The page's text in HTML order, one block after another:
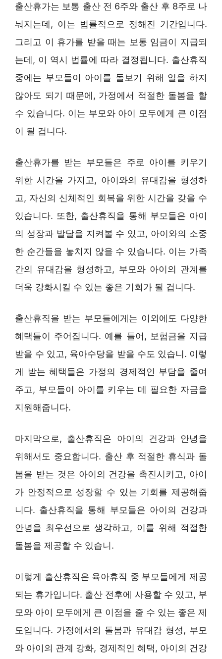
출산휴가는 보통 출산 전 6주와 출산 후 8주로 나
눠지는데, 이는 법률적으로 정해진 기간입니다.
그리고 이 휴가를 받을 때는 보통 임금이 지급되
는데, 이 역시 법률에 따라 결정됩니다. 출산휴직
중에는 부모들이 아이를 돌보기 위해 일을 하지
않아도 되기 때문에, 가정에서 적절한 돌봄을 할
수 있습니다. 이는 부모와 아이 모두에게 큰 이점
이 될 겁니다.
출산휴가를 받는 부모들은 주로 아이를 키우기
위한 시간을 가지고, 아이와의 유대감을 형성하
고, 자신의 신체적인 회복을 위한 시간을 갖을 수
있습니다. 또한, 출산휴직을 통해 부모들은 아이
의 성장과 발달을 지켜볼 수 있고, 아이와의 소중
한 순간들을 놓치지 않을 수 있습니다. 이는 가족
간의 유대감을 형성하고, 부모와 아이의 관계를
더욱 강화시킬 수 있는 좋은 기회가 될 겁니다.
출산휴직을 받는 부모들에게는 이외에도 다양한
혜택들이 주어집니다. 예를 들어, 보험금을 지급
받을 수 있고, 육아수당을 받을 수도 있습니. 이렇
게 받는 혜택들은 가정의 경제적인 부담을 줄여
주고, 부모들이 아이를 키우는 데 필요한 자금을
지원해줍니다.
마지막으로, 출산휴직은 아이의 건강과 안녕을
위해서도 중요합니다. 출산 후 적절한 휴식과 돌
봄을 받는 것은 아이의 건강을 촉진시키고, 아이
가 안정적으로 성장할 수 있는 기회를 제공해줍
니다. 출산휴직을 통해 부모들은 아이의 건강과
안녕을 최우선으로 생각하고, 이를 위해 적절한
돌봄을 제공할 수 있습니.
이렇게 출산휴직은 육아휴직 중 부모들에게 제공
되는 휴가입니다. 출산 전후에 사용할 수 있고, 부
모와 아이 모두에게 큰 이점을 줄 수 있는 좋은 제
도입니다. 가정에서의 돌봄과 유대감 형성, 부모
와 아이의 관계 강화, 경제적인 혜택, 아이의 건강